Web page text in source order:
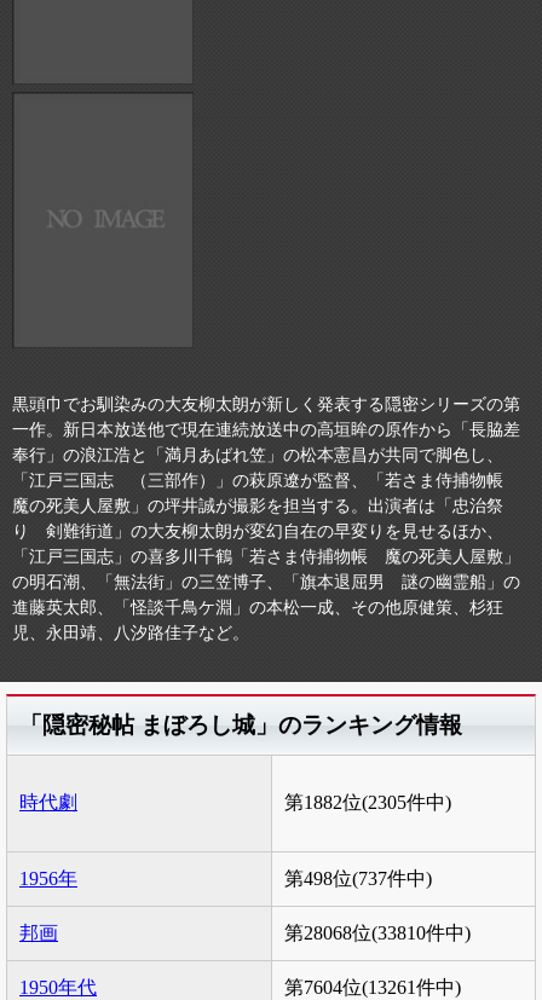
黒頭巾でお馴染みの大友柳太朗が新しく発表する隠密シリーズの第
一作。新日本放送他で現在連続放送中の高垣眸の原作から「長脇差
奉行」の浪江浩と「満月あばれ笠」の松本憲昌が共同で脚色し、
「江戸三国志 （三部作）」の萩原遼が監督、「若さま侍捕物帳
魔の死美人屋敷」の坪井誠が撮影を担当する。出演者は「忠治祭
り 剣難街道」の大友柳太朗が変幻自在の早変りを見せるほか、
「江戸三国志」の喜多川千鶴「若さま侍捕物帳 魔の死美人屋敷」
の明石潮、「無法街」の三笠博子、「旗本退屈男 謎の幽霊船」の
進藤英太郎、「怪談千鳥ケ淵」の本松一成、その他原健策、杉狂
児、永田靖、八汐路佳子など。
「隠密秘帖 まぼろし城」のランキング情報
時代劇 第1882位(2305件中)
1956年 第498位(737件中)
邦画 第28068位(33810件中)
1950年代 第7604位(13261件中)